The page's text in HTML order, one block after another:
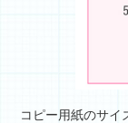
コピー用紙のサイ